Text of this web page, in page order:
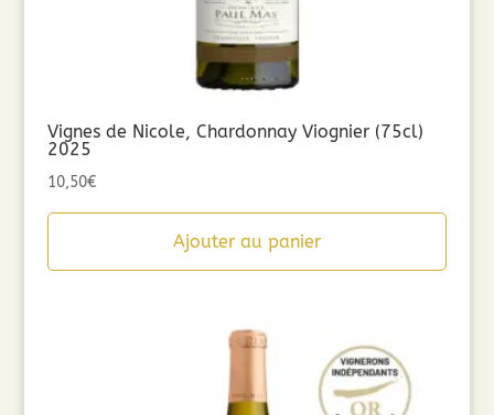
Vignes de Nicole, Chardonnay Viognier (75cl)
2025
10,50€
Ajouter au panier